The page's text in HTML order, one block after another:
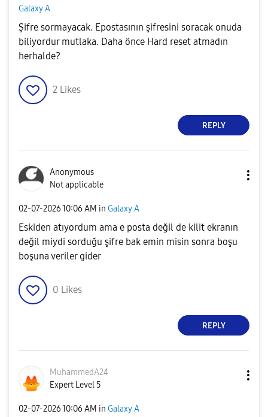
Galaxy A
Şifre sormayacak. Epostasının şifresini soracak onuda
biliyordur mutlaka. Daha önce Hard reset atmadın
herhalde?
2 Likes
REPLY
Anonymous
Not applicable
‎02-07-202610:06 AM in Galaxy A
Eskiden atıyordum ama e posta değil de kilit ekranın
değil miydi sorduğu şifre bak emin misin sonra boşu
boşuna veriler gider
0 Likes
REPLY
MuhammedA24
Expert Level 5
‎02-07-202610:06 AM in Galaxy A